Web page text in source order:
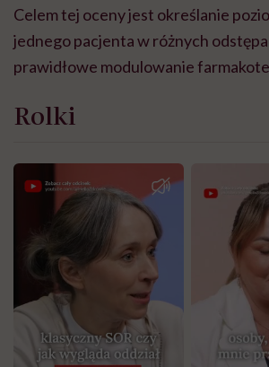
Celem tej oceny jest określanie
jednego pacjenta w różnych
prawidłowe modulowanie
Rolki